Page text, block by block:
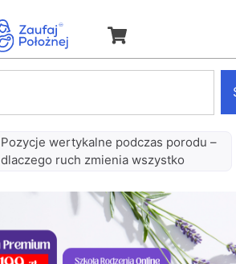
Pozycje wertykalne podczas porodu –
dlaczego ruch zmienia wszystko